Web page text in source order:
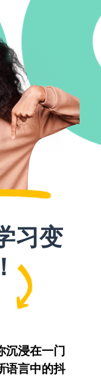
习变
沉浸在一门
语言中的抖